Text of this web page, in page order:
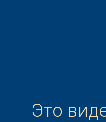
Это